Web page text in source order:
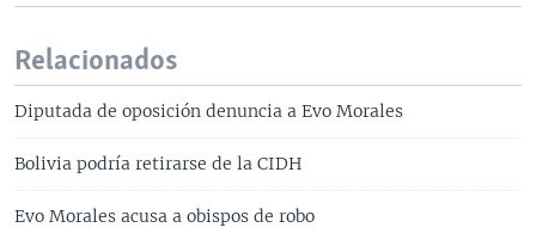
Relacionados
Diputada de oposición denuncia a Evo Morales
Bolivia podría retirarse de la CIDH
Evo Morales acusa a obispos de robo